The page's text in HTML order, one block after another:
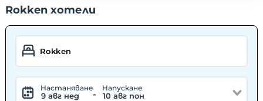
Rokken хотели
Hастаняване
9 авг нед -
Hапускане
10 авг пон